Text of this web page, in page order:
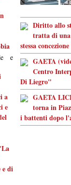
e
a
e
e di
Diritto allo
tratta di
stessa
GAETA
Centro
Di Liegro"
GAETA
torna in
i battenti dopo